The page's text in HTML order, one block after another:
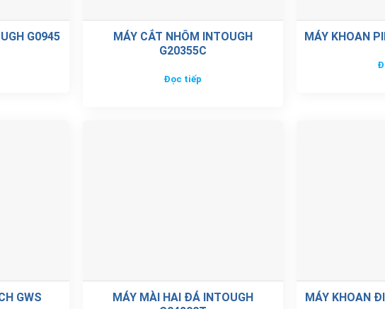
G0945
MÁY CẮT NHÔM INTOUGH
G20355C
Đọc tiếp
MÁY KHOAN
GWS
MÁY MÀI HAI ĐÁ INTOUGH
MÁY KHOAN